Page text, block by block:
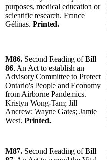
purposes, medical education or
scientific research. France
Gélinas. Printed.
M86. Second Reading ofBill
86, An Act to establish an
Advisory Committee to Protect
Ontario's People and Economy
from Airborne Pandemics.
Kristyn Wong-Tam; Jill
Andrew; Wayne Gates; Jamie
West. Printed.
M87. Second Reading ofBill